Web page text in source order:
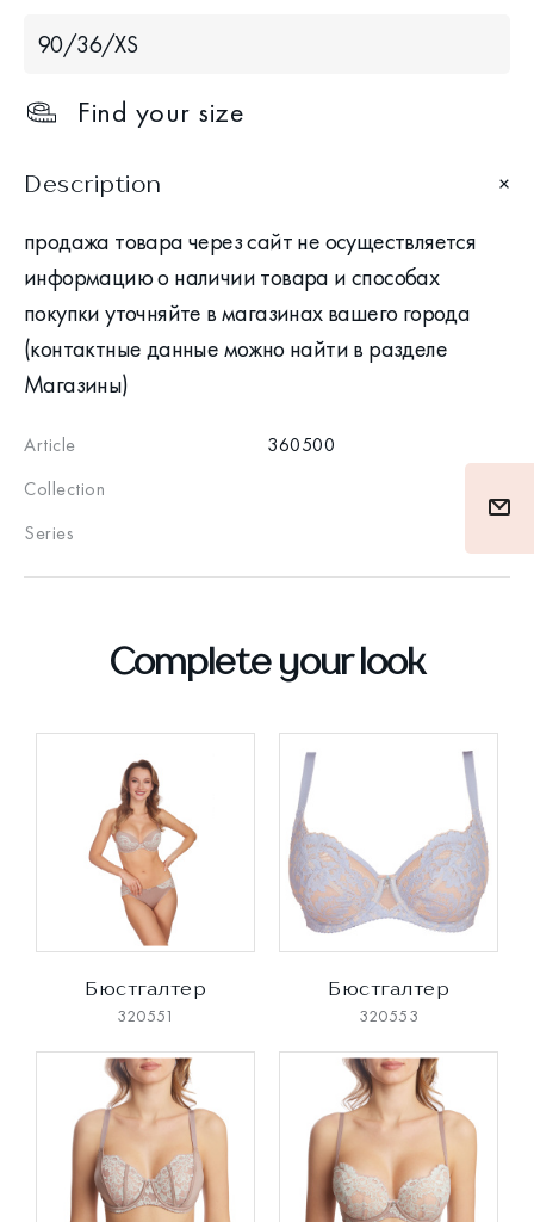
90/36/XS
Find your size
Description
продажа товара через сайт не осуществляется
информацию о наличии товара и способах
покупки уточняйте в магазинах вашего города
(контактные данные можно найти в разделе
Магазины)
Article
360500
Collection
Series
Complete your look
Бюстгалтер
320551
Бюстгалтер
320553